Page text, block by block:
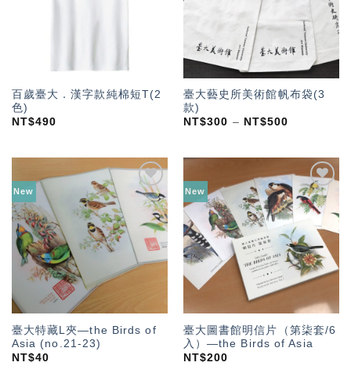
百歲臺大．漢字款純棉短T(2
色)
NT$490
臺大藝史所美術館帆布袋(3
款)
NT$300 – NT$500
New
加入
「願
望輕
單」
臺大特藏L夾—the Birds of
Asia (no.21-23)
NT$40
New
加入
「願
單」
臺大圖書館明信片（第柒套/6
入）—the Birds of Asia
NT$200